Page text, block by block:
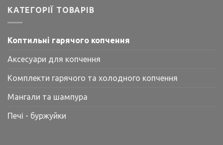
КАТЕГОРІЇ ТОВАРІВ
Коптильні гарячого копчення
Аксесуари для копчення
Комплекти гарячого та холодного копчення
Мангали та шампура
Печі - буржуйки